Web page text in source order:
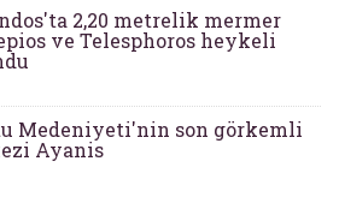
2,20 metrelik mermer
ve Telesphoros heykeli
Medeniyeti'nin son görkemli
Ayanis